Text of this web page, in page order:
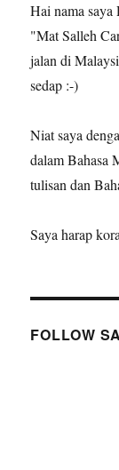
Hai nama
"Mat Salleh
jalan di
sedap :-)
Niat saya
dalam Bahasa
tulisan dan
Saya harap
FOLLOW